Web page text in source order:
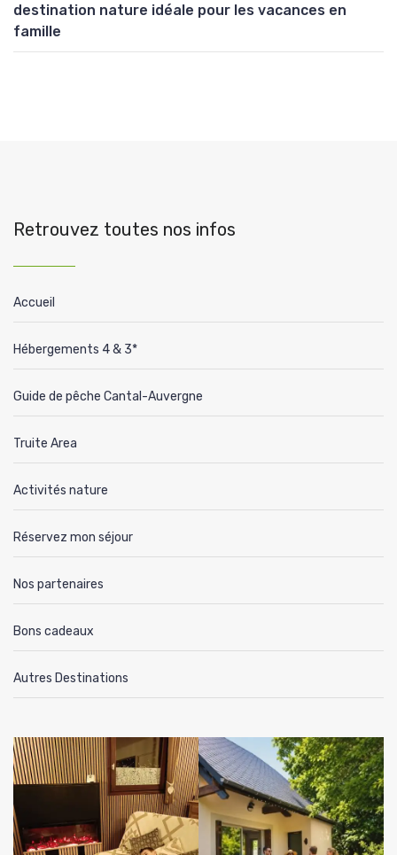
destination nature idéale pour les vacances en
famille
Retrouvez toutes nos infos
Accueil
Hébergements 4 & 3*
Guide de pêche Cantal-Auvergne
Truite Area
Activités nature
Réservez mon séjour
Nos partenaires
Bons cadeaux
Autres Destinations